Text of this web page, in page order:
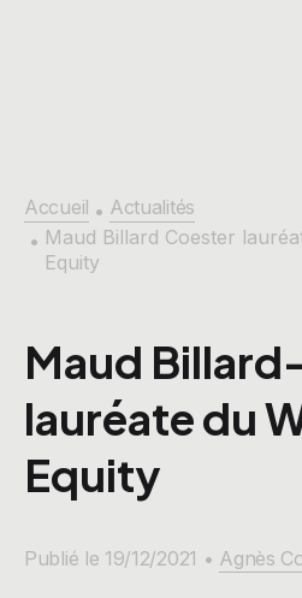
Accueil • Actualités
• Maud Billard Coester
Equity
Maud
lauréate du
Equity
Publié le 19/12/2021 • Agnès